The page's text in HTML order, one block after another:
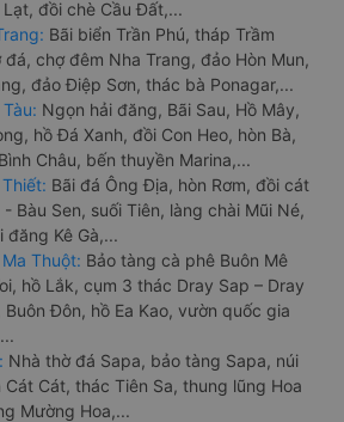
đồi chè Cầu Đất,...
Bãi biển Trần Phú, tháp Trầm
chợ đêm Nha Trang, đảo Hòn Mun,
đảo Điệp Sơn, thác bà Ponagar,...
Ngọn hải đăng, Bãi Sau, Hồ Mây,
hồ Đá Xanh, đồi Con Heo, hòn Bà,
Châu, bến thuyền Marina,...
Bãi đá Ông Địa, hòn Rơm, đồi cát
Bàu Sen, suối Tiên, làng chài Mũi Né,
đăng Kê Gà,...
Thuột: Bảo tàng cà phê Buôn Mê
hồ Lắk, cụm 3 thác Dray Sap – Dray
Buôn Đôn, hồ Ea Kao, vườn quốc gia
Nhà thờ đá Sapa, bảo tàng Sapa, núi
Cát Cát, thác Tiên Sa, thung lũng Hoa
Mường Hoa,...